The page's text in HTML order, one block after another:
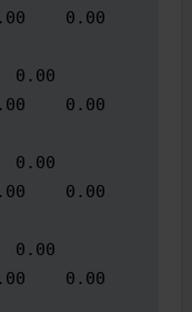
0.00
0.00
0.00
0.00